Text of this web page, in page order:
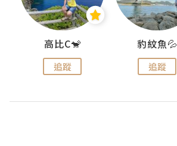
高比C🐒
追蹤
豹紋魚💦
追蹤